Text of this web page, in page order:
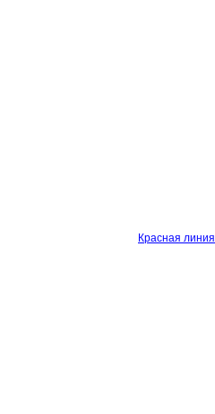
Красная линия